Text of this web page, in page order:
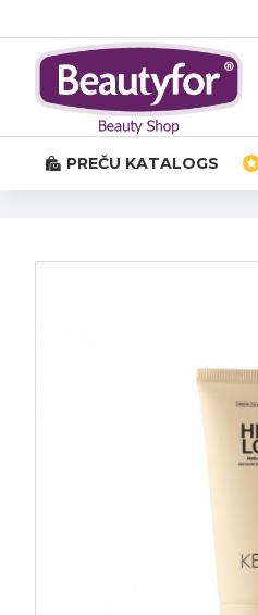
PREČU KATALOGS